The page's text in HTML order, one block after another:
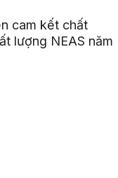
cam kết chất
lượng NEAS năm